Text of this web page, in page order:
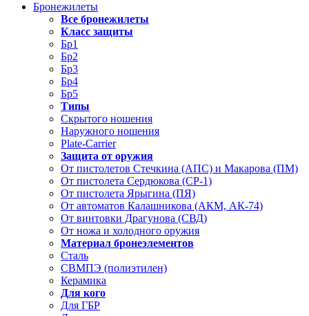
Бронежилеты
Все бронежилеты
Класс защиты
Бр1
Бр2
Бр3
Бр4
Бр5
Типы
Скрытого ношения
Наружного ношения
Plate-Carrier
Защита от оружия
От пистолетов Стечкина (АПС) и Макарова (ПМ)
От пистолета Сердюкова (СР-1)
От пистолета Ярыгина (ПЯ)
От автоматов Калашникова (АКМ, АК-74)
От винтовки Драгунова (СВД)
От ножа и холодного оружия
Материал бронеэлементов
Сталь
СВМПЭ (полиэтилен)
Керамика
Для кого
Для ГБР